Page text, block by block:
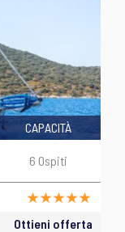
CAPACITÀ
6 Ospiti
Ottieni offerta